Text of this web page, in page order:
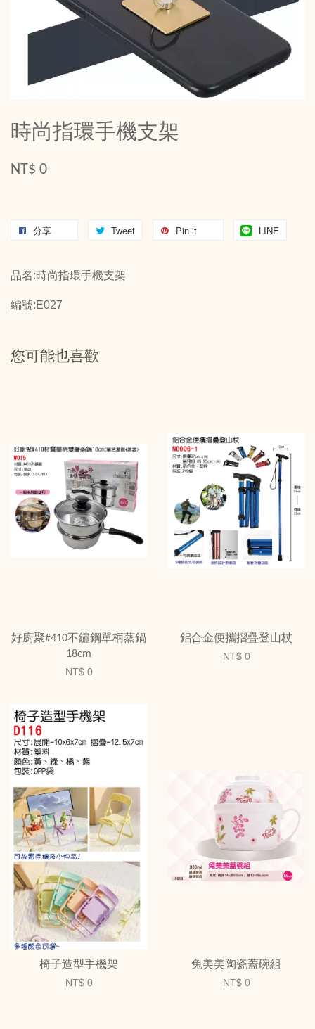
時尚指環手機支架
NT$ 0
分享 Tweet Pin it LINE
品名:時尚指環手機支架
編號:E027
您可能也喜歡
好廚聚#410不鏽鋼單柄蒸鍋
18cm
NT$ 0
鋁合金便攜摺疊登山杖
NT$ 0
椅子造型手機架
NT$ 0
兔美美陶瓷蓋碗組
NT$ 0